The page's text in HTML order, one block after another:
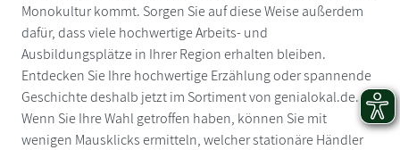
Monokultur kommt. Sorgen Sie auf diese Weise außerdem
dafür, dass viele hochwertige Arbeits- und
Ausbildungsplätze in Ihrer Region erhalten bleiben.
Entdecken Sie Ihre hochwertige Erzählung oder spannende
Geschichte deshalb jetzt im Sortiment von genialokal.de.
Wenn Sie Ihre Wahl getroffen haben, können Sie mit
wenigen Mausklicks ermitteln, welcher stationäre Händler